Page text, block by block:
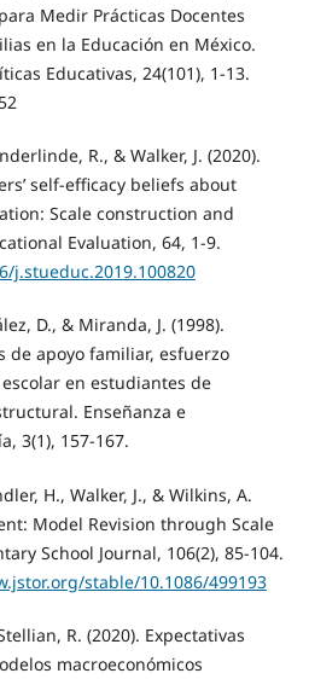
Medir Prácticas Docentes
en la Educación en México.
Educativas, 24(101), 1-13.
R., & Walker, J. (2020).
self-efficacy beliefs about
Scale construction and
Evaluation, 64, 1-9.
j.stueduc.2019.100820
D., & Miranda, J. (1998).
de apoyo familiar, esfuerzo
en estudiantes de
Enseñanza e
3(1), 157-167.
H., Walker, J., & Wilkins, A.
Model Revision through Scale
School Journal, 106(2), 85-104.
stable/10.1086/499193
R. (2020). Expectativas
macroeconómicos